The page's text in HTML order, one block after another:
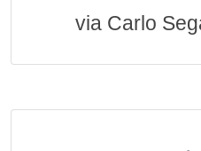
via Carlo